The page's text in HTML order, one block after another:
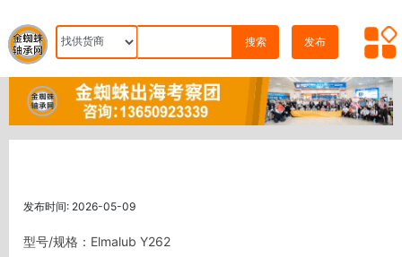
搜索 发布
发布时间: 2026-05-09
型号/规格：Elmalub Y262